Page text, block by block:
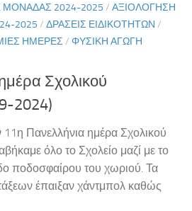
2024-2025 / ΑΞΙΟΛΟΓΗΣΗ
2025 / ΔΡΆΣΕΙΣ ΕΙΔΙΚΟΤΉΤΩΝ /
ΗΜΈΡΕΣ / ΦΥΣΙΚΉ ΑΓΩΓΉ
Σχολικού
2024)
11η Πανελλήνια ημέρα Σχολικού
όλο το Σχολείο μαζί με το
ποδοσφαίρου του χωριού. Τα
έπαιξαν χάντμπολ καθώς